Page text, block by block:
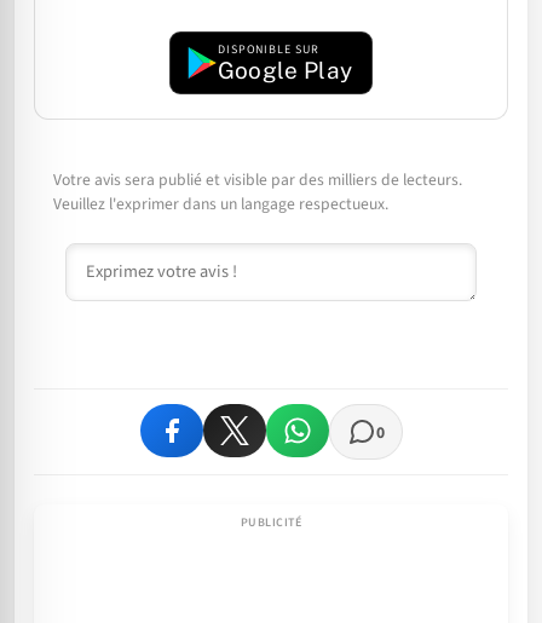
DISPONIBLE SUR
Google Play
Votre avis sera publié et visible par des milliers de lecteurs.
Veuillez l'exprimer dans un langage respectueux.
Commentaire
0